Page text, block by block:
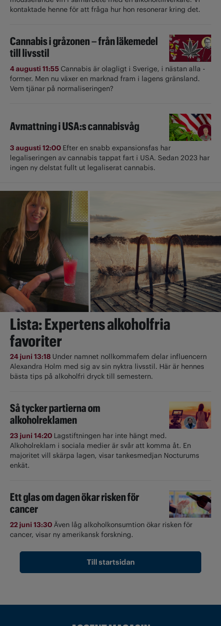
kontaktade henne för att fråga hur hon resonerar kring det.
Cannabis i gråzonen – från läkemedel
till livsstil
4 augusti 11:55 Cannabis är olagligt i ­Sverige, i nästan alla ­
former. Men nu växer en marknad fram i lagens gränsland.
Vem tjänar på normaliseringen?
Avmattning i USA:s cannabisvåg
3 augusti 12:00 Efter en snabb expansionsfas har
legaliseringen av cannabis tappat fart i USA. Sedan 2023 har
ingen ny delstat fullt ut ­legaliserat cannabis.
Lista: Expertens alkoholfria
favoriter
24 juni 13:18 Under namnet nollkommafem delar influencern
Alexandra Holm med sig av sin nyktra livsstil. Här är hennes
bästa tips på alkoholfri dryck till semestern.
Så tycker partierna om
alkoholreklamen
23 juni 14:20 Lagstiftningen har inte hängt med.
Alkoholreklam i sociala medier är svår att komma åt. En
majoritet vill skärpa lagen, visar tankesmedjan Nocturums
enkät.
Ett glas om dagen ökar risken för
cancer
22 juni 13:30Även låg alkoholkonsumtion ökar risken för
cancer, visar ny amerikansk forskning.
Till startsidan